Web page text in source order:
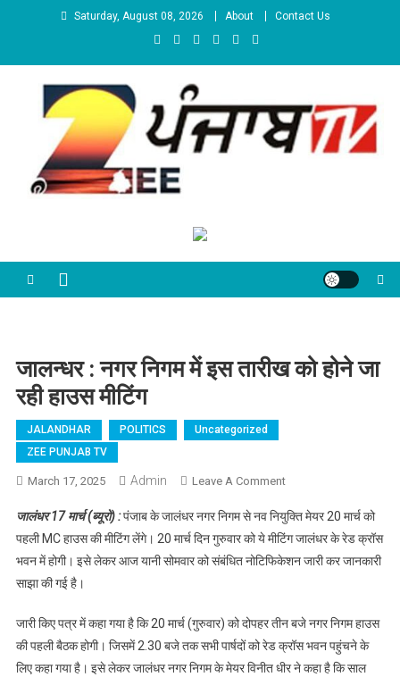
Skip to contentSaturday, August 08, 2026 About Contact Us
जालन्धर : नगर निगम में इस तारीख को होने जा
रही हाउस मीटिंग
JALANDHAR POLITICS
Uncategorized
ZEE PUNJAB TV
March 17, 2025 Admin Leave A CommentOn जालन्धर : नगर
होने जा रही हाउस मीटिंग
जालंधर 17 मार्च (ब्यूरो) :पंजाब के जालंधर नगर निगम से नव नियुक्ति मेयर 20 मार्च को
पहली MC हाउस की मीटिंग लेंगे। 20 मार्च दिन गुरुवार को ये मीटिंग जालंधर के रेड क्रॉस
भवन में होगी। इसे लेकर आज यानी सोमवार को संबंधित नोटिफिकेशन जारी कर जानकारी
साझा की गई है।
जारी किए पत्र में कहा गया है कि 20 मार्च (गुरुवार) को दोपहर तीन बजे नगर निगम हाउस
की पहली बैठक होगी। जिसमें 2.30 बजे तक सभी पार्षदों को रेड क्रॉस भवन पहुंचने के
लिए कहा गया है। इसे लेकर जालंधर नगर निगम के मेयर विनीत धीर ने कहा है कि साल